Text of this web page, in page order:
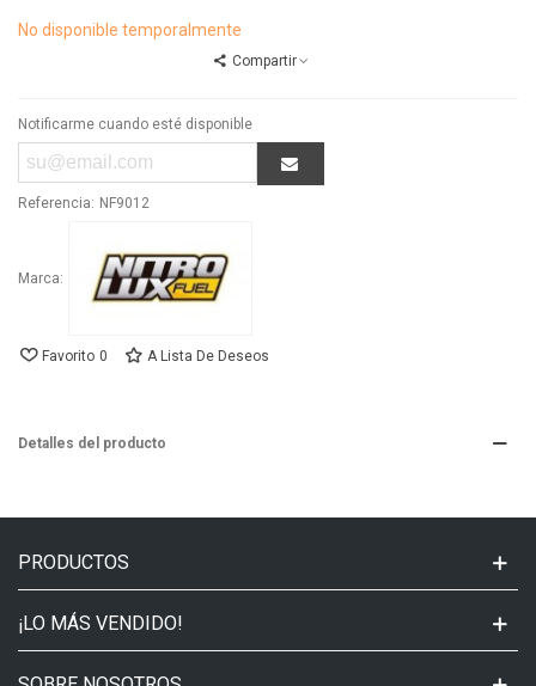
No disponible temporalmente
Compartir
Notificarme cuando esté disponible
Referencia: NF9012
Marca:
Favorito 0 A Lista De Deseos
Detalles del producto
PRODUCTOS
¡LO MÁS VENDIDO!